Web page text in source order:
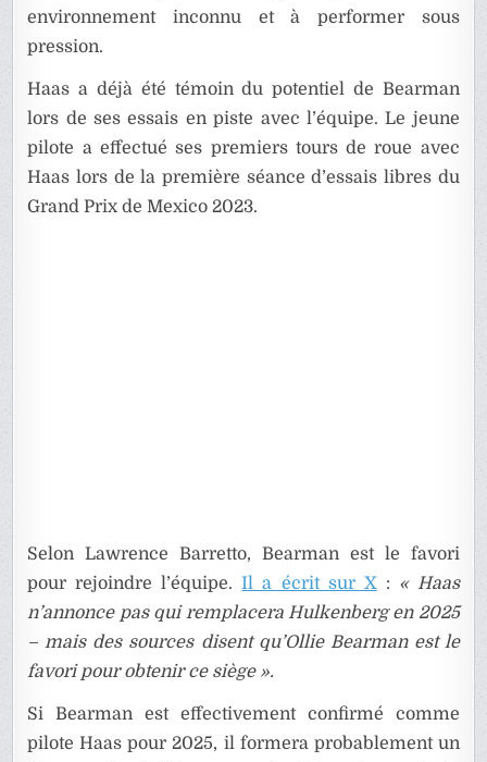
environnement inconnu et à performer sous
pression.
Haas a déjà été témoin du potentiel de Bearman
lors de ses essais en piste avec l’équipe. Le jeune
pilote a effectué ses premiers tours de roue avec
Haas lors de la première séance d’essais libres du
Grand Prix de Mexico 2023.
Selon Lawrence Barretto, Bearman est le favori
pour rejoindre l’équipe.Il a écrit sur X: « Haas
n’annonce pas qui remplacera Hulkenberg en 2025
– mais des sources disent qu’Ollie Bearman est le
favori pour obtenir ce siège ».
Si Bearman est effectivement confirmé comme
pilote Haas pour 2025, il formera probablement un